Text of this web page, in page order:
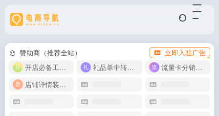
赞助商（推荐全站）
立即入驻广告
开店必备工具箱
礼品单中转同步单
流量卡分销代理
店铺详情装修模版